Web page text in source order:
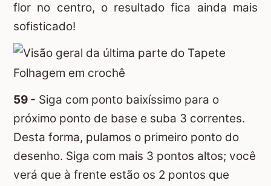
flor no centro, o resultado fica ainda mais
sofisticado!
59 - Siga com ponto baixíssimo para o
próximo ponto de base e suba 3 correntes.
Desta forma, pulamos o primeiro ponto do
desenho. Siga com mais 3 pontos altos; você
verá que à frente estão os 2 pontos que